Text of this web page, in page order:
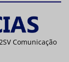
Comunicação